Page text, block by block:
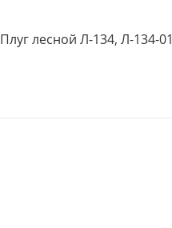
Плуг лесной Л-134, Л-134-01